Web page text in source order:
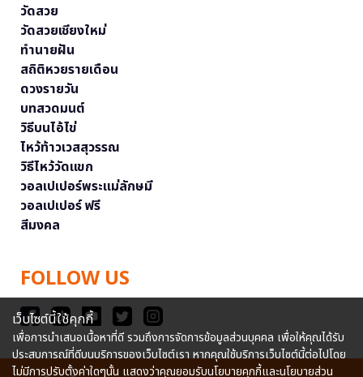
วัดสวย
วัดสวยเชียงใหม่
ทำนายฝัน
สถิติหวยรายเดือน
ดวงรายวัน
บทสวดมนต์
วิธีบนไอ้ไข่
ไหว้ท้าวเวสสุวรรณ
วิธีไหว้วัดแขก
วอลเปเปอร์พระแม่ลักษมี
วอลเปเปอร์ ฟรี
สีมงคล
FOLLOW US
เว็บไซต์นี้ใช้คุกกี้
เพื่อการนำเสนอเนื้อหาที่ดี รวมถึงการจัดการข้อมูลส่วนบุคคล เพื่อให้คุณได้รับ
ประสบการณ์ที่ดีบนบริการของเว็บไซต์เรา หากคุณใช้บริการเว็บไซต์นี้ต่อไปโดย
ไม่มีการปรับตั้งค่าใดๆนั้น แสดงว่าคุณยอมรับนโยบายคุกกี้และนโยบายส่วน